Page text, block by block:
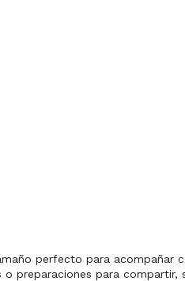
perfecto para acompañar
o preparaciones para compartir,